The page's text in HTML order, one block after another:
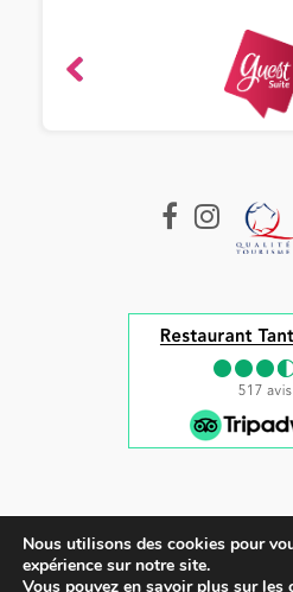
Tous droits réservés © 2022 |
Nous utilisons des cookies pour
expérience sur notre site.
Vous pouvez en savoir plus sur